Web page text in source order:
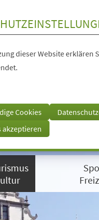
dieser Website erklären
Cookies
akzeptieren